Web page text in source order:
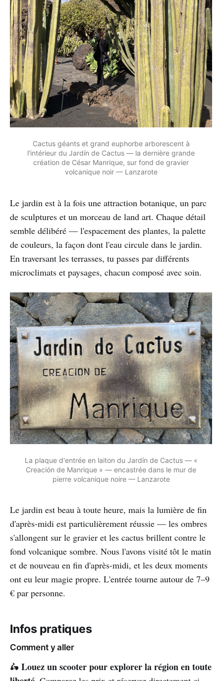
Cactus géants et grand euphorbe arborescent à
l'intérieur du Jardín de Cactus — la dernière grande
création de César Manrique, sur fond de gravier
volcanique noir — Lanzarote
Le jardin est à la fois une attraction botanique, un parc
de sculptures et un morceau de land art. Chaque détail
semble délibéré — l'espacement des plantes, la palette
de couleurs, la façon dont l'eau circule dans le jardin.
En traversant les terrasses, tu passes par différents
microclimats et paysages, chacun composé avec soin.
La plaque d'entrée en laiton du Jardín de Cactus — «
Creación de Manrique » — encastrée dans le mur de
pierre volcanique noire — Lanzarote
Le jardin est beau à toute heure, mais la lumière de fin
d'après-midi est particulièrement réussie — les ombres
s'allongent sur le gravier et les cactus brillent contre le
fond volcanique sombre. Nous l'avons visité tôt le matin
et de nouveau en fin d'après-midi, et les deux moments
ont eu leur magie propre. L'entrée tourne autour de 7–9
€ par personne.
Infos pratiques
Comment y aller
🛵 Louez un scooter pour explorer la région en toute